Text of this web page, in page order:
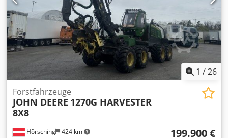
1 /26
Hörsching 424 km
Forstfahrzeuge
JOHN DEERE 1270G HARVESTER
8X8
199.900 €